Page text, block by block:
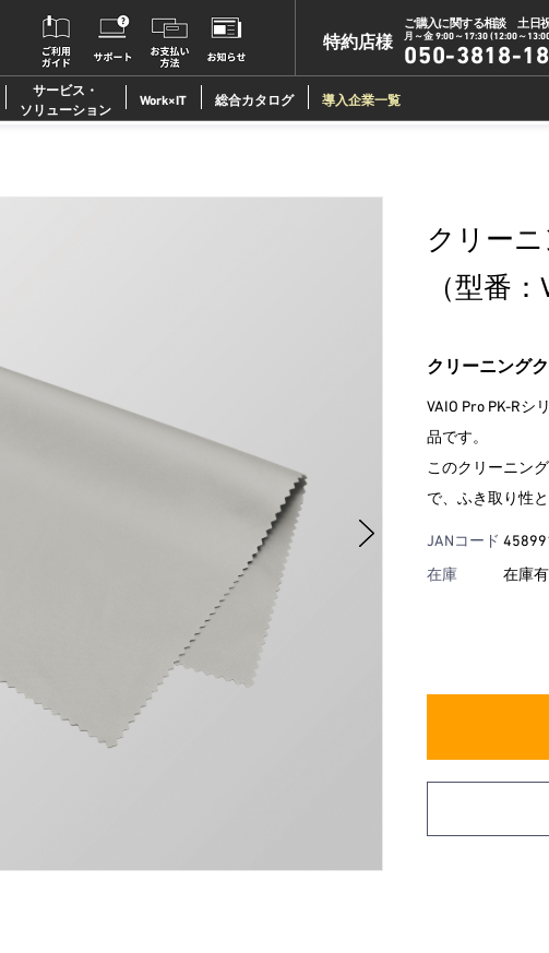
サービス・
ソリューション
Work×IT 総合カタログ 導入企業一覧
特約店様
ご購入に関する相談 土日
月～金 9:00～17:30 (12:00～
050-3818-
クリー
（型番：
クリーニング
VAIO Pro PK-R
品です。
このクリーニン
で、ふき取り性
JANコード
在庫
在庫